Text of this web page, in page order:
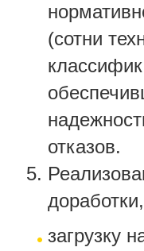
(сотни
отказов.
загрузку